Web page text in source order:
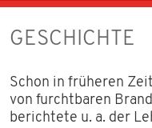
GESCHICHTE
Schon in früheren
von furchtbaren
berichtete u. a. der